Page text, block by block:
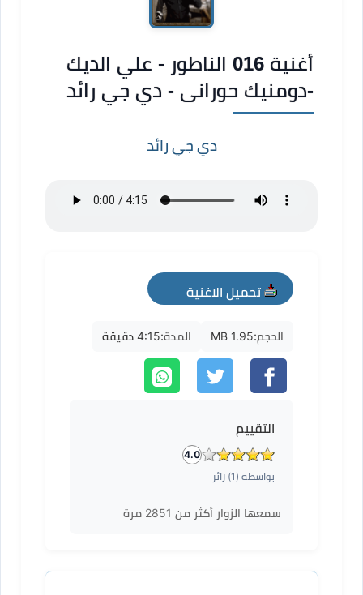
أغنية 016 الناطور - علي الديك
-دومنيك حورانى - دي جي رائد
دي جي رائد
تحميل الاغنية
mp3
الحجم:1.95 MB المدة:4:15 دقيقة
التقييم
4.0
بواسطة ( 1) زائر
سمعها الزوار أكثر من 2851 مرة